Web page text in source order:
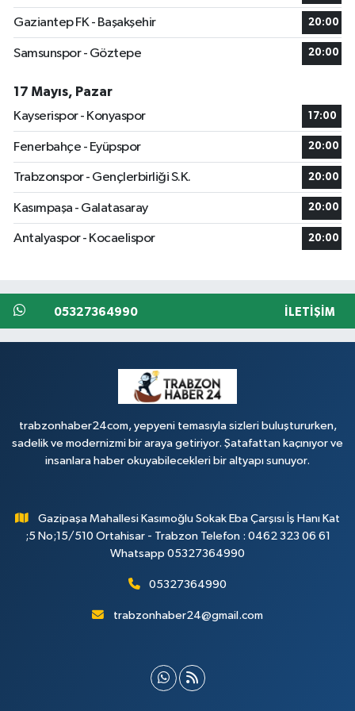
Gaziantep FK - Başakşehir 20:00
Samsunspor - Göztepe 20:00
17 Mayıs, Pazar
Kayserispor - Konyaspor
17:00
Fenerbahçe - Eyüpspor 20:00
Trabzonspor - Gençlerbirliği S.K. 20:00
Kasımpaşa - Galatasaray 20:00
Antalyaspor - Kocaelispor 20:00
05327364990 İLETIŞIM
trabzonhaber24com, yepyeni temasıyla sizleri buluştururken,
sadelik ve modernizmi bir araya getiriyor. Şatafattan kaçınıyor ve
insanlara haber okuyabilecekleri bir altyapı sunuyor.
Gazipaşa Mahallesi Kasımoğlu Sokak Eba Çarşısı İş Hanı Kat
;5 No;15/510 Ortahisar - Trabzon Telefon : 0462 323 06 61
Whatsapp 05327364990
05327364990
trabzonhaber24@gmail.com